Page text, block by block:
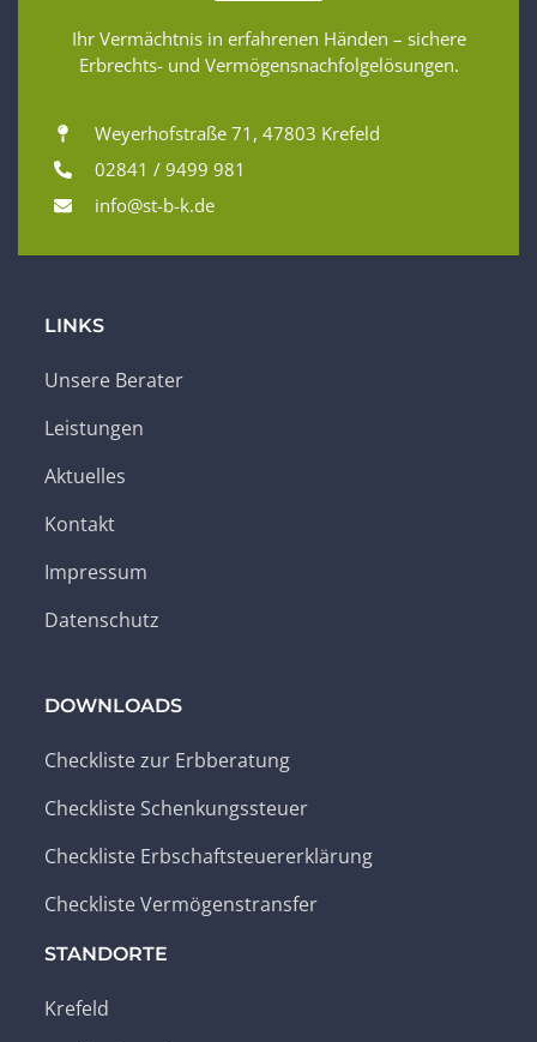
Ihr Vermächtnis in erfahrenen Händen – sichere
Erbrechts- und Vermögensnachfolgelösungen.
Weyerhofstraße 71, 47803 Krefeld
02841 / 9499 981
info@st-b-k.de
LINKS
Unsere Berater
Leistungen
Aktuelles
Kontakt
Impressum
Datenschutz
DOWNLOADS
Checkliste zur Erbberatung
Checkliste Schenkungssteuer
Checkliste Erbschaftsteuererklärung
Checkliste Vermögenstransfer
STANDORTE
Krefeld